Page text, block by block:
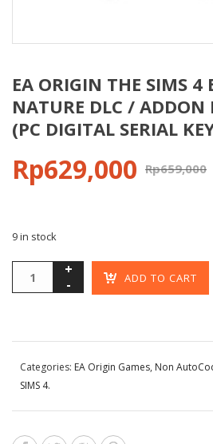
EA ORIGIN THE SIMS 4
NATURE DLC / ADDON
(PC DIGITAL SERIAL
Rp659,000
Rp629,000
9 in stock
ADD TO CART
Categories: EA Origin Games, Non
SIMS 4.